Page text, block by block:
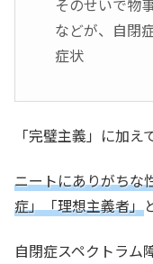
そのせいで物
などが、自閉
症状
「完璧主義」に加えて
ニートにありがちな
症」「理想主義者」
自閉症スペクトラム